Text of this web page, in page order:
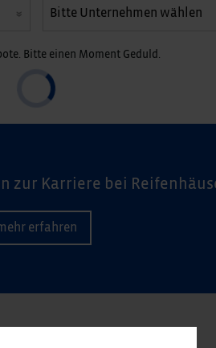
Bitte einen Moment Geduld.
zur Karriere bei
erfahren